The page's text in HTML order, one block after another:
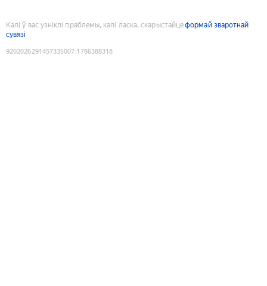
Калі ў вас узніклі праблемы, калі ласка, скарыстайцеформай зваротнай
сувязі
9202026291457335007:1786388318